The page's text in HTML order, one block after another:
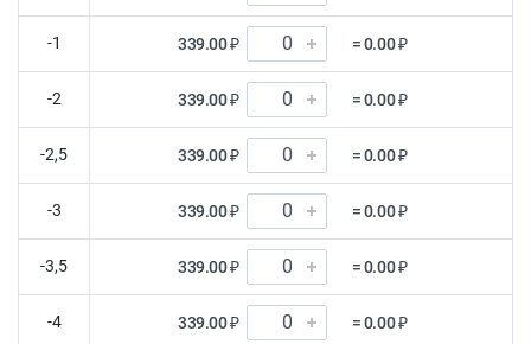
-1 339.00 ₽ = 0.00 ₽
-2 339.00 ₽ = 0.00 ₽
-2,5 339.00 ₽ = 0.00 ₽
-3 339.00 ₽ = 0.00 ₽
-3,5 339.00 ₽ = 0.00 ₽
-4 339.00 ₽ = 0.00 ₽